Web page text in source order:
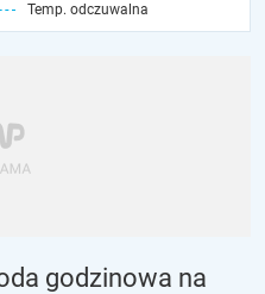
Temp. odczuwalna
godzinowa na